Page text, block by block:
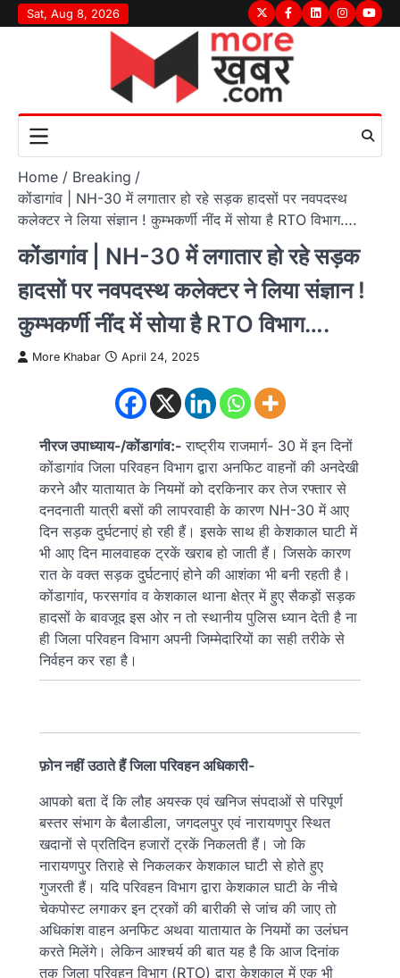
Skip
to
Sat, Aug 8, 2026 TwitterFacebook
LinkedInInstagram
Home
Breaking
कोंडागांव | NH-30 में लगातार हो रहे सड़क हादसों पर नवपदस्थ
कलेक्टर ने लिया संज्ञान ! कुम्भकर्णी नींद में सोया है RTO विभाग….
कोंडागांव | NH-30 में लगातार हो रहे सड़क
हादसों पर नवपदस्थ कलेक्टर ने लिया संज्ञान !
कुम्भकर्णी नींद में सोया है RTO विभाग….
More Khabar April 24, 2025
नीरज उपाध्याय-/कोंडागांव:- राष्ट्रीय राजमार्ग- 30 में इन दिनों
कोंडागांव जिला परिवहन विभाग द्वारा अनफिट वाहनों की अनदेखी
करने और यातायात के नियमों को दरकिनार कर तेज रफ्तार से
दनदनाती यात्री बसों की लापरवाही के कारण NH-30 में आए
दिन सड़क दुर्घटनाएं हो रही हैं। इसके साथ ही केशकाल घाटी में
भी आए दिन मालवाहक ट्रकें खराब हो जाती हैं। जिसके कारण
रात के वक्त सड़क दुर्घटनाएं होने की आशंका भी बनी रहती है।
कोंडागांव, फरसगांव व केशकाल थाना क्षेत्र में हुए सैकड़ों सड़क
हादसों के बावजूद इस ओर न तो स्थानीय पुलिस ध्यान देती है ना
ही जिला परिवहन विभाग अपनी जिम्मेदारियों का सही तरीके से
निर्वहन कर रहा है।
फ़ोन नहीं उठाते हैं जिला परिवहन अधिकारी-
आपको बता दें कि लौह अयस्क एवं खनिज संपदाओं से परिपूर्ण
बस्तर संभाग के बैलाडीला, जगदलपुर एवं नारायणपुर स्थित
खदानों से प्रतिदिन हजारों ट्रकें निकलती हैं। जो कि
नारायणपुर तिराहे से निकलकर केशकाल घाटी से होते हुए
गुजरती हैं। यदि परिवहन विभाग द्वारा केशकाल घाटी के नीचे
चेकपोस्ट लगाकर इन ट्रकों की बारीकी से जांच की जाए तो
अधिकांश वाहन अनफिट अथवा यातायात के नियमों का उलंघन
करते मिलेंगे। लेकिन आश्चर्य की बात यह है कि आज दिनांक
तक जिला परिवहन विभाग (RTO) द्वारा केशकाल में एक भी